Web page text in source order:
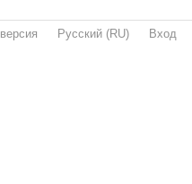
Русский (RU) Вход